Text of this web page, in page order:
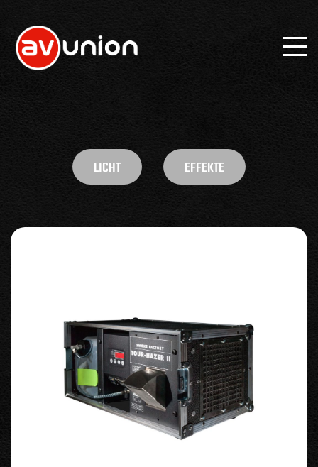
LICHT EFFEKTE